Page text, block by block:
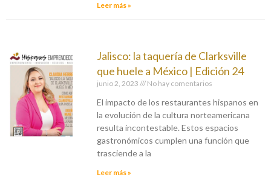
Leer más »
Jalisco: la taquería de Clarksville
que huele a México | Edición 24
junio 2, 2023 No hay comentarios
El impacto de los restaurantes hispanos en
la evolución de la cultura norteamericana
resulta incontestable. Estos espacios
gastronómicos cumplen una función que
trasciende a la
Leer más »